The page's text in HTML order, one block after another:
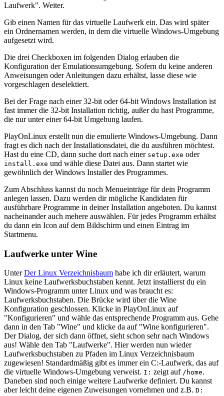
Laufwerk". Weiter.
Gib einen Namen für das virtuelle Laufwerk ein. Das wird später
ein Ordnernamen werden, in dem die virtuelle Windows-Umgebung
aufgesetzt wird.
Die drei Checkboxen im folgenden Dialog erlauben die
Konfiguration der Emulationsumgebung. Sofern du keine anderen
Anweisungen oder Anleitungen dazu erhältst, lasse diese wie
vorgeschlagen deselektiert.
Bei der Frage nach einer 32-bit oder 64-bit Windows Installation ist
fast immer die 32-bit Installation richtig, außer du hast Programme,
die nur unter einer 64-bit Umgebung laufen.
PlayOnLinux erstellt nun die emulierte Windows-Umgebung. Dann
fragt es dich nach der Installationsdatei, die du ausführen möchtest.
Hast du eine CD, dann suche dort nach einer setup.exe oder
install.exe und wähle diese Datei aus. Dann startet wie
gewöhnlich der Windows Installer des Programmes.
Zum Abschluss kannst du noch Menueinträge für dein Programm
anlegen lassen. Dazu werden dir mögliche Kandidaten für
ausführbare Programme in deiner Installation angeboten. Du kannst
nacheinander auch mehere auswählen. Für jedes Programm erhältst
du dann ein Icon auf dem Bildschirm und einen Eintrag im
Startmenu.
Laufwerke unter Wine
UnterDer Linux Verzeichnisbaum habe ich dir erläutert, warum
Linux keine Laufwerksbuchstaben kennt. Jetzt installierst du ein
Windows-Programm unter Linux und was braucht es:
Laufwerksbuchstaben. Die Brücke wird über die Wine
Konfiguration geschlossen. Klicke in PlayOnLinux auf
"Konfigurieren" und wähle das entsprechende Programm aus. Gehe
dann in den Tab "Wine" und klicke da auf "Wine konfigurieren".
Der Dialog, der sich dann öffnet, sieht schon sehr nach Windows
aus! Wähle den Tab "Laufwerke". Hier werden nun wieder
Laufwerksbuchstaben zu Pfaden im Linux Verzeichnisbaum
zugewiesen! Standardmäßig gibt es immer ein C:-Laufwerk, das auf
die virtuelle Windows-Umgebung verweist. I: zeigt auf /home.
Daneben sind noch einige weitere Laufwerke definiert. Du kannst
aber leicht deine eigenen Zuweisungen vornehmen und z.B. D: